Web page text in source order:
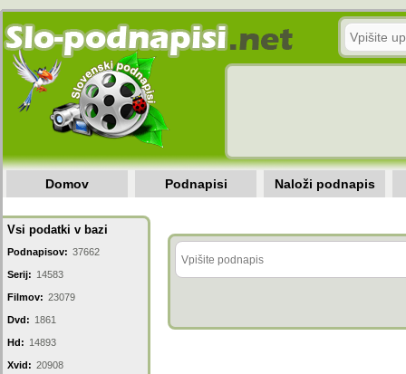
Domov Podnapisi Naloži podnapis
Vsi podatki v bazi
Podnapisov: 37662
Serij: 14583
Filmov: 23079
Dvd: 1861
Hd: 14893
Xvid: 20908